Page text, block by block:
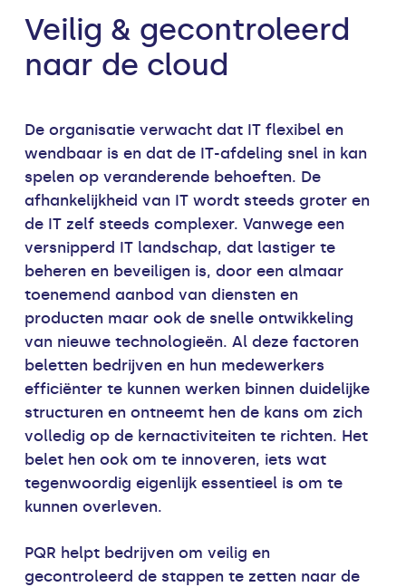
Veilig & gecontroleerd
naar de cloud
De organisatie verwacht dat IT flexibel en
wendbaar is en dat de IT-afdeling snel in kan
spelen op veranderende behoeften. De
afhankelijkheid van IT wordt steeds groter en
de IT zelf steeds complexer. Vanwege een
versnipperd IT landschap, dat lastiger te
beheren en beveiligen is, door een almaar
toenemend aanbod van diensten en
producten maar ook de snelle ontwikkeling
van nieuwe technologieën. Al deze factoren
beletten bedrijven en hun medewerkers
efficiënter te kunnen werken binnen duidelijke
structuren en ontneemt hen de kans om zich
volledig op de kernactiviteiten te richten. Het
belet hen ook om te innoveren, iets wat
tegenwoordig eigenlijk essentieel is om te
kunnen overleven.
PQR helpt bedrijven om veilig en
gecontroleerd de stappen te zetten naar de